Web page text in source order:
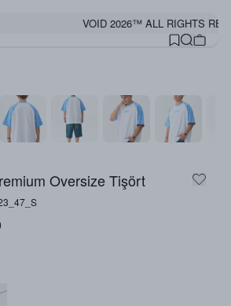
VOID 2026™ ALL RIGHTS
Oversize Tişört